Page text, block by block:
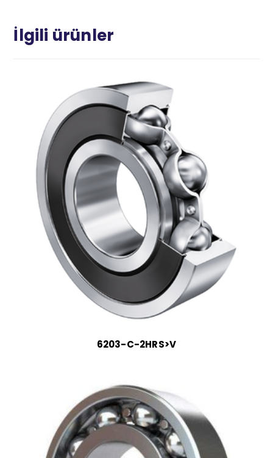
İlgili ürünler
6203-C-2HRS>V